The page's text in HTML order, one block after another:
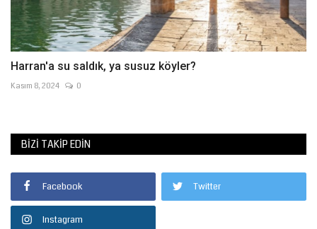
Harran'a su saldık, ya susuz köyler?
Kasım 8, 2024 0
BIZI TAKIP EDIN
Facebook Twitter
Instagram